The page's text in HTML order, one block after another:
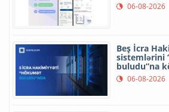
06-08-2026
Beş İcra
sistemlərini
buludu”na
06-08-2026